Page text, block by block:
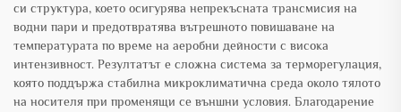
си структура, което осигурява непрекъсната трансмисия на
водни пари и предотвратява вътрешното повишаване на
температурата по време на аеробни дейности с висока
интензивност. Резултатът е сложна система за терморегулация,
която поддържа стабилна микроклиматична среда около тялото
на носителя при променящи се външни условия. Благодарение